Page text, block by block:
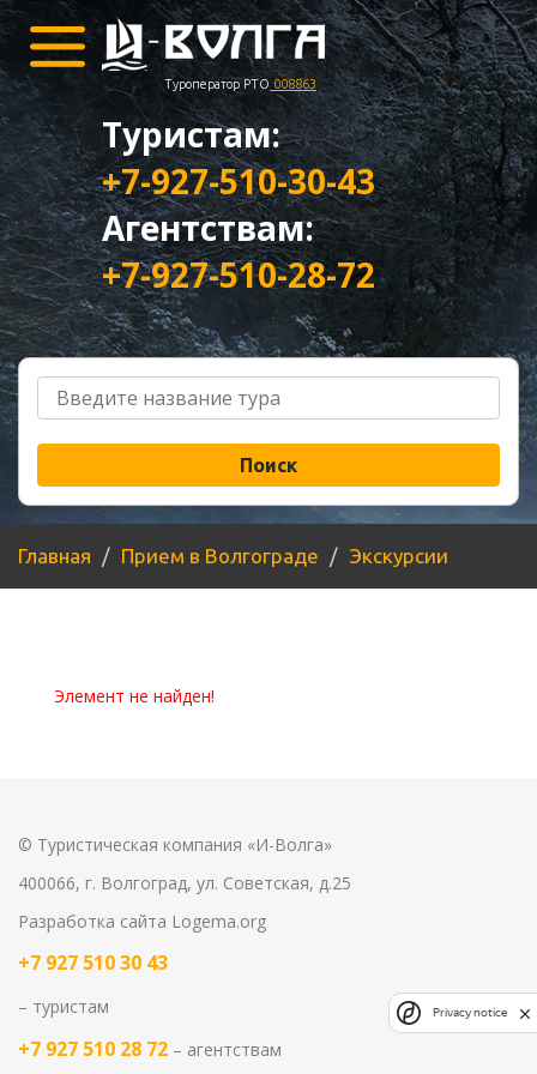
Туроператор РТО 008863
Туристам:
+7-927-510-30-43
Агентствам:
+7-927-510-28-72
Поиск
Главная Прием в Волгограде Экскурсии
Элемент не найден!
© Туристическая компания «И-Волга»
400066, г. Волгоград, ул. Советская, д.25
Разработка сайта Logema.org
+7 927 510 30 43
– туристам
+7 927 510 28 72 – агентствам
Privacy notice